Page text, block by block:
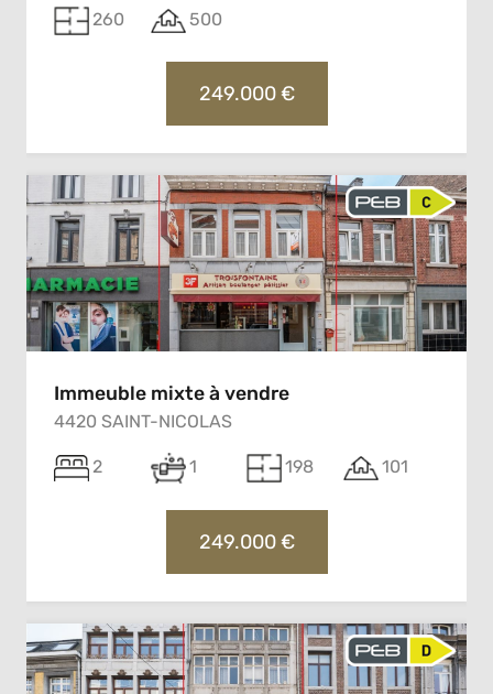
260 500
249.000 €
Immeuble mixte à vendre
4420 SAINT-NICOLAS
2 1 198 101
249.000 €